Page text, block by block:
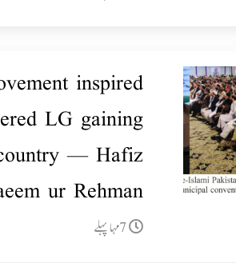
inspired
LG gaining
— Hafiz
ur Rehman